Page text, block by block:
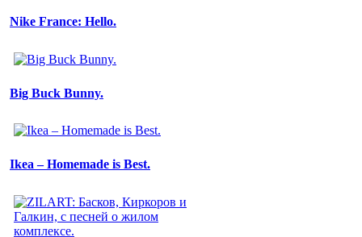
Nike France: Hello.
Big Buck Bunny.
Ikea – Homemade is Best.